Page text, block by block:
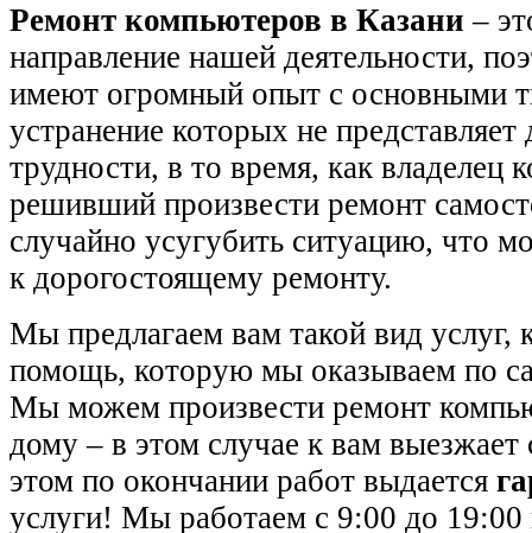
Ремонт компьютеров в Казани –
направление нашей деятельности,
имеют огромный опыт с основными
устранение которых не
трудности, в то время, как владелец
решивший произвести ремонт
случайно усугубить ситуацию, что
к дорогостоящему ремонту.
Мы предлагаем вам такой вид услуг,
помощь, которую мы оказываем по
Мы можем произвести ремонт
дому – в этом случае к вам выезжает
этом по окончании работ выдается
услуги! Мы работаем с 9:00 до 19:00